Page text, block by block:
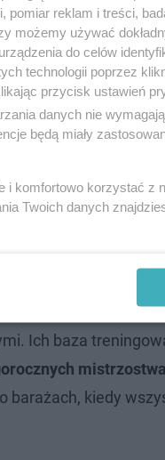
Ich baza
barażach, kiedy
reklam i treści,
możemy używać
do celów
technologii poprzez
przycisk ustawień
danych nie
będą miały
i komfortowo korzystać z
Twoich danych